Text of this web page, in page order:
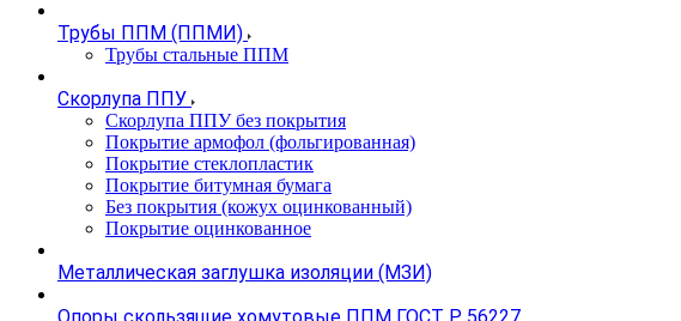
Трубы ППМ (ППМИ)
Трубы стальные ППМ
Скорлупа ППУ
Скорлупа ППУ без покрытия
Покрытие армофол (фольгированная)
Покрытие стеклопластик
Покрытие битумная бумага
Без покрытия (кожух оцинкованный)
Покрытие оцинкованное
Металлическая заглушка изоляции (МЗИ)